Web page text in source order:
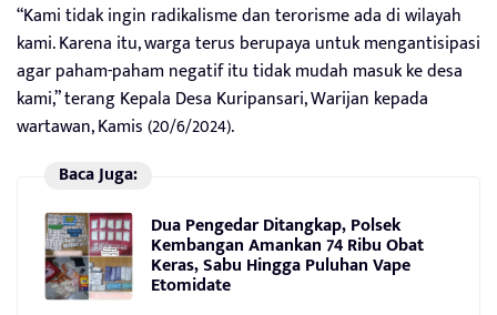
“Kami tidak ingin radikalisme dan terorisme ada di wilayah
kami. Karena itu, warga terus berupaya untuk mengantisipasi
agar paham-paham negatif itu tidak mudah masuk ke desa
kami,” terang Kepala Desa Kuripansari, Warijan kepada
wartawan, Kamis (20/6/2024).
Baca Juga:
Dua Pengedar Ditangkap, Polsek
Kembangan Amankan 74 Ribu Obat
Keras, Sabu Hingga Puluhan Vape
Etomidate